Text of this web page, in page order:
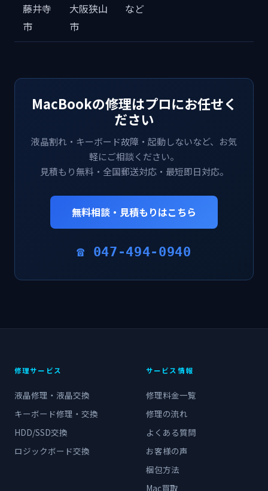
藤井寺
市
大阪狭山
市
など
MacBookの修理はプロにお任せく
ださい
液晶割れ・キーボード故障・起動しないなど、お気
軽にご相談ください。
見積もり無料・全国郵送対応・最短即日対応。
無料相談・見積もりはこちら
☎ 047-494-0940
修理サービス
液晶修理・液晶交換
キーボード修理・交換
HDD/SSD交換
ロジックボード交換
サービス情報
修理料金一覧
修理の流れ
よくある質問
お客様の声
梱包方法
Mac買取